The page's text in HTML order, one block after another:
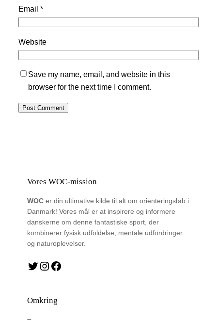
Email *
Website
Save my name, email, and website in this
browser for the next time I comment.
Vores WOC-mission
WOC er din ultimative kilde til alt om orienteringsløb i
Danmark! Vores mål er at inspirere og informere
danskerne om denne fantastiske sport, der
kombinerer fysisk udfoldelse, mentale udfordringer
og naturoplevelser.
Twitter Instagram Facebook
Omkring